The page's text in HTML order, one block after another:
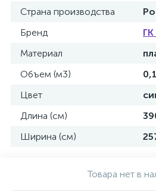
Страна производства
Бренд
Материал
Объем (м3)
0,1
Цвет
Длина (см)
Ширина (см)
Товара нет в